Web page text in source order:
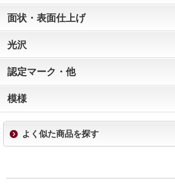
面状・表面仕上げ
光沢
認定マーク・他
模様
よく似た商品を探す